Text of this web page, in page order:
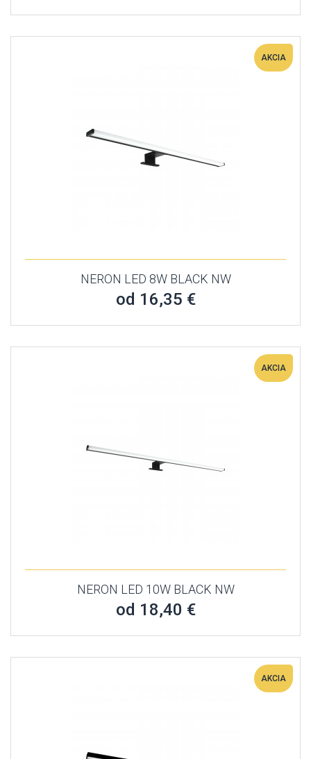
AKCIA
NERON LED 8W BLACK NW
od 16,35 €
AKCIA
NERON LED 10W BLACK NW
od 18,40 €
AKCIA